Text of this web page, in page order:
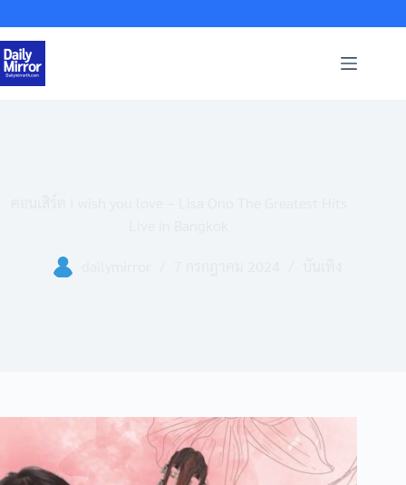
to
content